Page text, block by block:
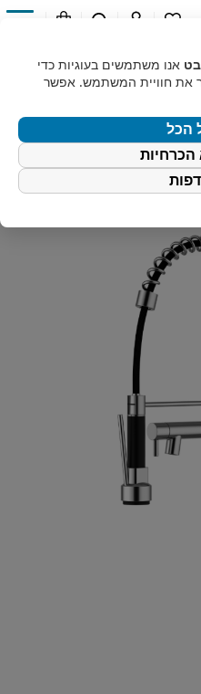
מטבח»ברזי מטבח»ברז מטבח
אנו משתמשים בעוגיות כדי
את חוויית המשתמש. אפשר
הכל